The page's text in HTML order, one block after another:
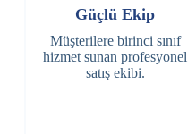
Güçlü Ekip
Müşterilere birinci sınıf
hizmet sunan profesyonel
satış ekibi.